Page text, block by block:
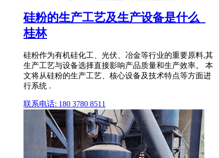
硅粉的生产工艺及生产设备是什么_
桂林
硅粉作为有机硅化工、光伏、冶金等行业的重要原料,其
生产工艺与设备选择直接影响产品质量和生产效率。 本
文将从硅粉的生产工艺、核心设备及技术特点等方面进
行系统 .
联系电话: 180 3780 8511